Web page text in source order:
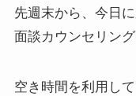
先週末から、今日
面談カウンセリン
空き時間を利用して